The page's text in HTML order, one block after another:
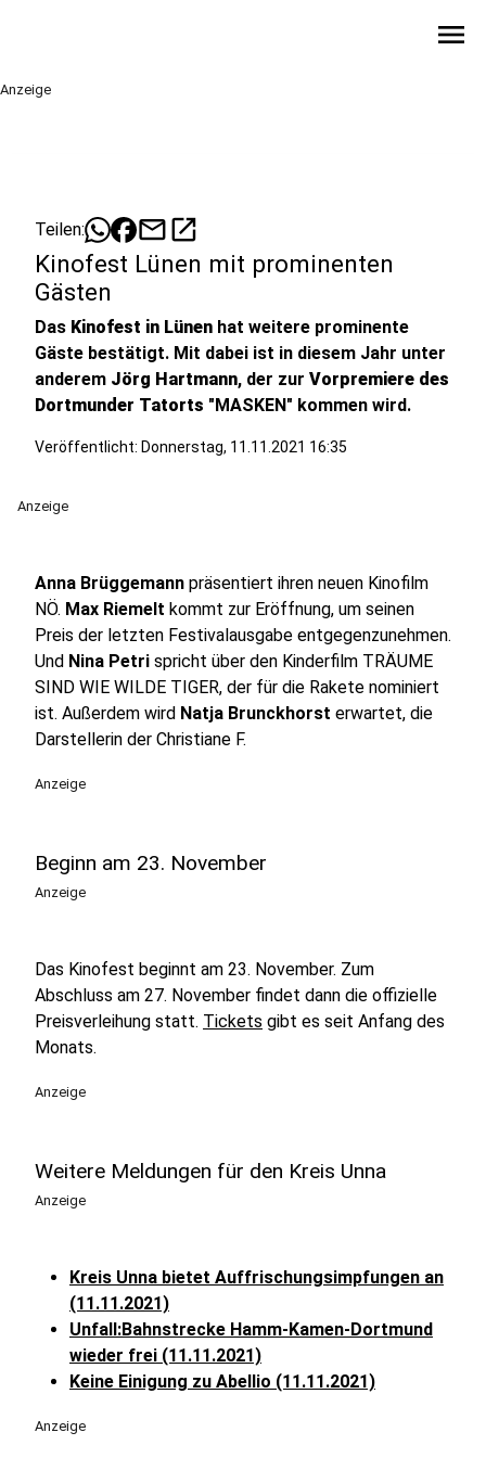
menu
Anzeige
Teilen: mailopen_in_new
Kinofest Lünen mit prominenten
Gästen
Das Kinofest in Lünen hat weitere prominente
Gäste bestätigt. Mit dabei ist in diesem Jahr unter
anderem Jörg Hartmann, der zur Vorpremiere des
Dortmunder Tatorts "MASKEN" kommen wird.
Veröffentlicht: Donnerstag, 11.11.2021 16:35
Anzeige
Anna Brüggemann präsentiert ihren neuen Kinofilm
NÖ. Max Riemelt kommt zur Eröffnung, um seinen
Preis der letzten Festivalausgabe entgegenzunehmen.
Und Nina Petri spricht über den Kinderfilm TRÄUME
SIND WIE WILDE TIGER, der für die Rakete nominiert
ist. Außerdem wird Natja Brunckhorst erwartet, die
Darstellerin der Christiane F.
Anzeige
Beginn am 23. November
Anzeige
Das Kinofest beginnt am 23. November. Zum
Abschluss am 27. November findet dann die offizielle
Preisverleihung statt. Tickets gibt es seit Anfang des
Monats.
Anzeige
Weitere Meldungen für den Kreis Unna
Anzeige
Kreis Unna bietet Auffrischungsimpfungen an
(11.11.2021)
Unfall:Bahnstrecke Hamm-Kamen-Dortmund
wieder frei (11.11.2021)
Keine Einigung zu Abellio (11.11.2021)
Anzeige